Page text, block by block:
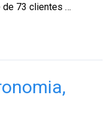
de 73 clientes …